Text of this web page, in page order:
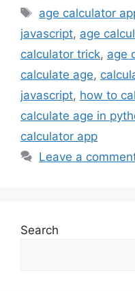
Tags
age calculator
javascript, age
calculator trick, age
calculate age,
javascript, how to
calculate age in
calculator app
Leave a
Search